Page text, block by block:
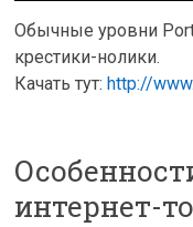
Обычные уровни
крестики-нолики.
Качать тут: http://
интернет-